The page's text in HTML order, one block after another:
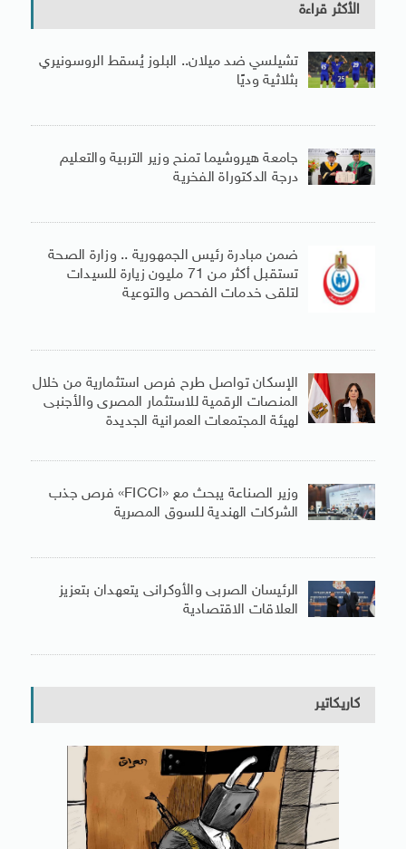
الأكثر قراءة
تشيلسي ضد ميلان.. البلوز يُسقط الروسونيري
بثلاثية وديًا
جامعة هيروشيما تمنح وزير التربية والتعليم
درجة الدكتوراة الفخرية
ضمن مبادرة رئيس الجمهورية .. وزارة الصحة
تستقبل أكثر من 71 مليون زيارة للسيدات
لتلقى خدمات الفحص والتوعية
الإسكان تواصل طرح فرص استثمارية من خلال
المنصات الرقمية للاستثمار المصرى والأجنبى
لهيئة المجتمعات العمرانية الجديدة
وزير الصناعة يبحث مع «FICCI» فرص جذب
الشركات الهندية للسوق المصرية
الرئيسان الصربى والأوكرانى يتعهدان بتعزيز
العلاقات الاقتصادية
كاريكاتير